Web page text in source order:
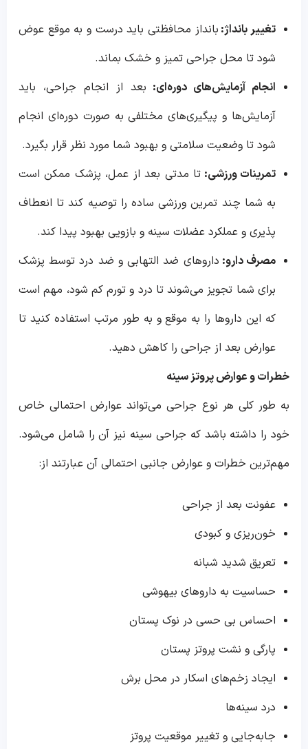
تغییر بانداژ: بانداز محافظتی باید درست و به موقع عوض
شود تا محل جراحی تمیز و خشک بماند.
انجام آزمایش‌های دوره‌ای: بعد از انجام جراحی، باید
آزمایش‌ها و پیگیری‌های مختلفی به صورت دوره‌ای انجام
شود تا وضعیت سلامتی و بهبود شما مورد نظر قرار بگیرد.
تمرینات ورزشی: تا مدتی بعد از عمل، پزشک ممکن است
به شما چند تمرین ورزشی ساده را توصیه کند تا انعطاف
پذیری و عملکرد عضلات سینه و بازویی بهبود پیدا کند.
مصرف دارو: داروهای ضد التهابی و ضد درد توسط پزشک
برای شما تجویز می‌شوند تا درد و تورم کم شود، مهم است
که این داروها را به موقع و به طور مرتب استفاده کنید تا
عوارض بعد از جراحی را کاهش دهید.
خطرات و عوارض پروتز سینه
به طور کلی هر نوع جراحی می‌تواند عوارض احتمالی خاص
خود را داشته باشد که جراحی سینه نیز آن را شامل می‌شود.
مهم‌ترین خطرات و عوارض جانبی احتمالی آن عبارتند از:
عفونت بعد از جراحی
خون‌ریزی و کبودی
تعریق شدید شبانه
حساسیت به داروهای بیهوشی
احساس بی حسی در نوک پستان
پارگی و نشت پروتز پستان
ایجاد زخم‌های اسکار در محل برش
درد سینه‌ها
جابه‌جایی و تغییر موقعیت پروتز